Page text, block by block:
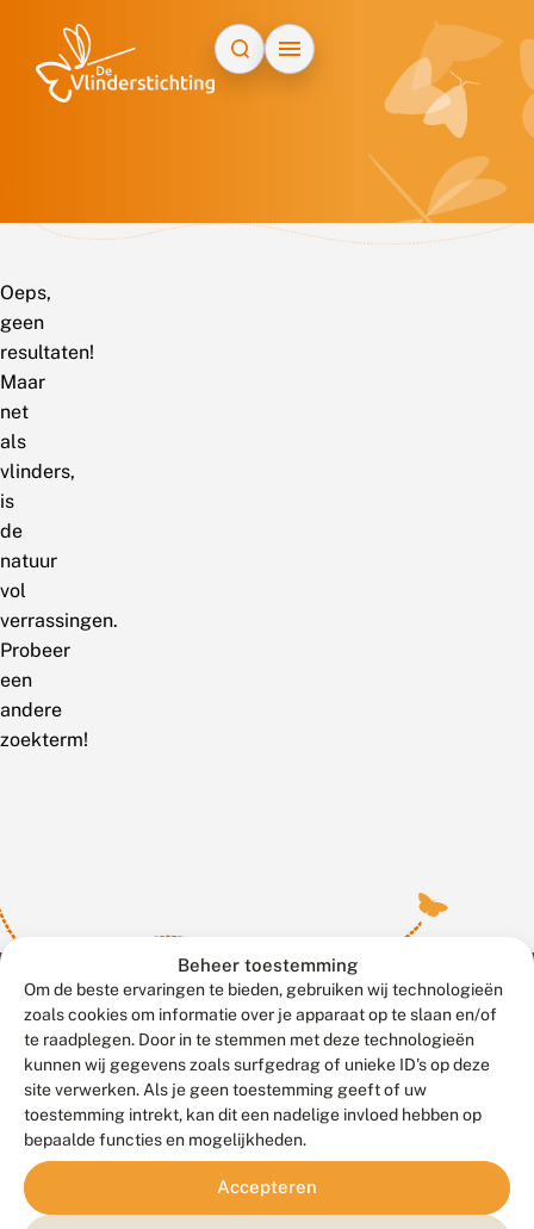
Beheer toestemming
Om de beste ervaringen te bieden, gebruiken wij technologieën
zoals cookies om informatie over je apparaat op te slaan en/of
te raadplegen. Door in te stemmen met deze technologieën
kunnen wij gegevens zoals surfgedrag of unieke ID's op deze
site verwerken. Als je geen toestemming geeft of uw
toestemming intrekt, kan dit een nadelige invloed hebben op
bepaalde functies en mogelijkheden.
Accepteren
Oeps,
geen
resultaten!
Maar
net
als
vlinders,
is
de
natuur
vol
verrassingen.
Probeer
een
andere
zoekterm!
Contact
Veelgestelde vragen
Meld waarnemingen© 2026 Vlinderstichting
Duurzaam ontwikkeld door
Go2People
, ontworpen door
Blue Field Agency
Privacy
Disclaimer
Sitemap